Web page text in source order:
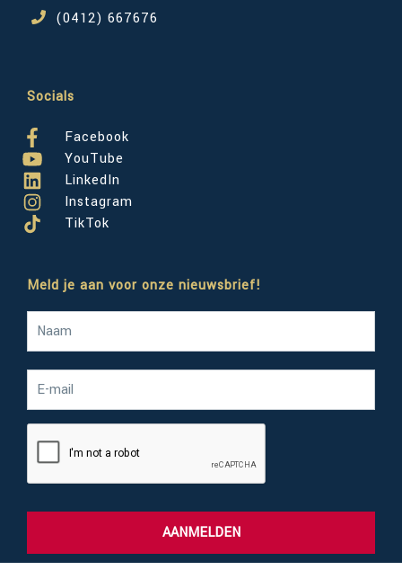
(0412) 667676
Socials
Facebook
YouTube
LinkedIn
Instagram
TikTok
Meld je aan voor onze nieuwsbrief!
AANMELDEN